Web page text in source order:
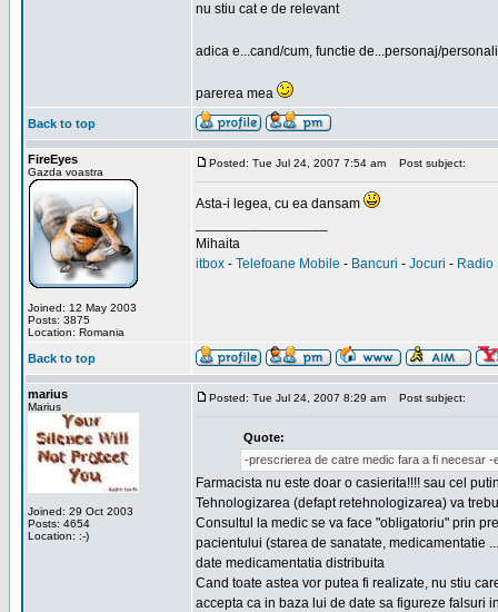
nu stiu cat e de relevant
adica e...cand/cum, functie de...personaj/
parerea mea
Back to top
FireEyes
Gazda voastra
Joined: 12 May 2003
Posts: 3875
Location: Romania
Posted: Tue Jul 24, 2007 7:54 am Post subject:
Asta-i legea, cu ea dansam
Mihaita
itbox - Telefoane Mobile - Bancuri - Jocuri - Radio
Back to top
marius
Marius
Joined: 29 Oct 2003
Posts: 4654
Location: :-)
Posted: Tue Jul 24, 2007 8:29 am Post subject:
Quote:
-prescrierea de catre medic fara a fi necesar -
Farmacista nu este doar o casierita!!!! sau cel
Tehnologizarea (defapt retehnologizarea) va
Consultul la medic se va face "obligatoriu" prin
pacientului (starea de sanatate, medicamentatie
date medicamentatia distribuita
Cand toate astea vor putea fi realizate, nu stiu
accepta ca in baza lui de date sa figureze falsuri